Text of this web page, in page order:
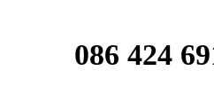
086 424